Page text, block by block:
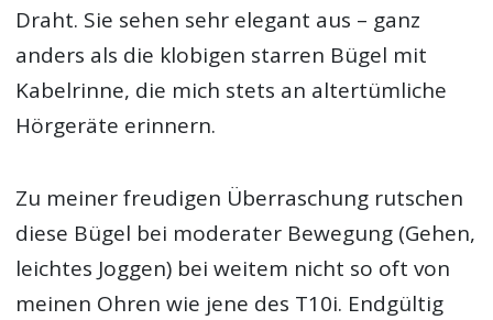
Draht. Sie sehen sehr elegant aus – ganz
anders als die klobigen starren Bügel mit
Kabelrinne, die mich stets an altertümliche
Hörgeräte erinnern.
Zu meiner freudigen Überraschung rutschen
diese Bügel bei moderater Bewegung (Gehen,
leichtes Joggen) bei weitem nicht so oft von
meinen Ohren wie jene des T10i. Endgültig